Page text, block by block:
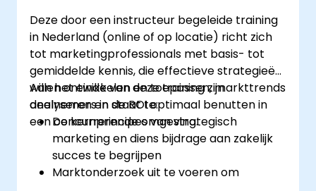
Deze door een instructeur begeleide training
in Nederland (online of op locatie) richt zich
tot marketingprofessionals met basis- tot
gemiddelde kennis, die effectieve strategieën
willen ontwikkelen en toepassen, markttrends
analyseren en de ROI optimaal benutten in
een concurrerende omgeving.
Aan het einde van deze training zijn
deelnemers in staat te:
De kernprincipes van strategisch
marketing en diens bijdrage aan zakelijk
succes te begrijpen
Marktonderzoek uit te voeren om